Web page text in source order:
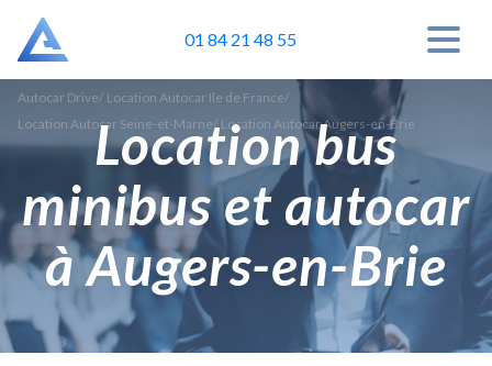
01 84 21 48 55
Autocar Drive/ Location Autocar Ile de France/
Location Autocar Seine-et-Marne/ Location Autocar Augers-en-Brie
Location bus
minibus et autocar
à Augers-en-Brie